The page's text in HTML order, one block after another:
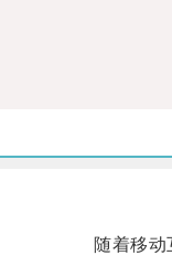
随着移动互